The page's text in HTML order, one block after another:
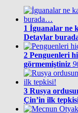
1 İguanalar ne
Detaylar
2 Penguenleri
görmemiştiniz
3 Rusya
Çin’in ilk